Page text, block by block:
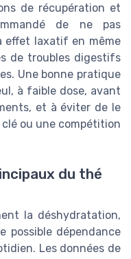
de récupération et
de ne pas
effet laxatif en même
de troubles digestifs
Une bonne pratique
à faible dose, avant
et à éviter de le
ou une compétition
du thé
la déshydratation,
possible dépendance
Les données de